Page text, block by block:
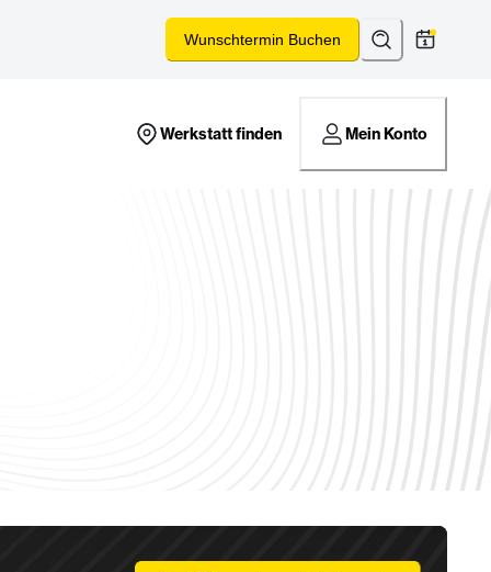
Wunschtermin Buchen Suchen*
Werkstatt finden Mein Konto